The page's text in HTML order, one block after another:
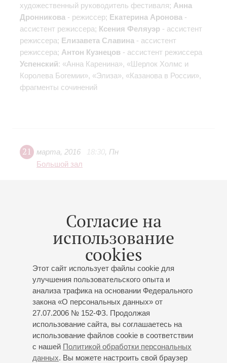
Согласие на
использование
cookies
Этот сайт использует файлы cookie для
улучшения пользовательского опыта и
анализа трафика на основании Федерального
закона «О персональных данных» от
27.07.2006 № 152-ФЗ. Продолжая
использование сайта, вы соглашаетесь на
использование файлов cookie в соответствии
с нашей Политикой обработки персональных
данных. Вы можете настроить свой браузер
художественный руководитель фестиваля; Анна
Дронникова - режиссер; Екатерина Аронова -
ассистент режиссера; Ксения Феляуэр - ассистент
режиссера; Елизавета Славина - ассистент
режиссера; Антон Кузнецов - ассистент режиссера
Успенский: «Анна Каренина», «Шерлок Холмс и
Королева Богемии», «Элиза», «Казанова в России»,
фрагменты сочинений
21 марта, 2016 18:30, Пн
Большой зал
летию академика
И.Д.Спасского
Подводному флоту России 110 лет
Александра Пахмутова; Ирина Богачева
Добронравов
; Дирижер - Валерий Халилов
- фортепиано; Мила Шкиртиль
Александр Лукьянов
Олег Трофимов
Чернецов; Дмитрий Карпов ;Александр Пахмутов
Антон Петряев ;Пётр Елфимов
Сергей Паршин- чтец, ведущий;Валерий Павлов
постановщик;Валентин Лященко- музыкальный
руководитель
Алексей Лебедев, Николай Добронравов,